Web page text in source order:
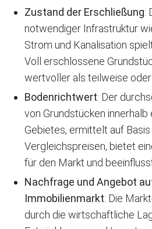
Zustand der Erschließung:
notwendiger Infrastruktur
Strom und Kanalisation
Voll erschlossene
wertvoller als teilweise
Bodenrichtwert: Der
von Grundstücken
Gebietes, ermittelt auf Basis
Vergleichspreisen, bietet
für den Markt und
Nachfrage und Angebot
Immobilienmarkt: Die
durch die wirtschaftliche